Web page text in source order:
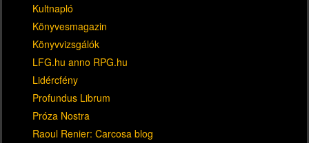
Kultnapló
Könyvesmagazin
Könyvvizsgálók
LFG.hu anno RPG.hu
Lidércfény
Profundus Librum
Próza Nostra
Raoul Renier: Carcosa blog